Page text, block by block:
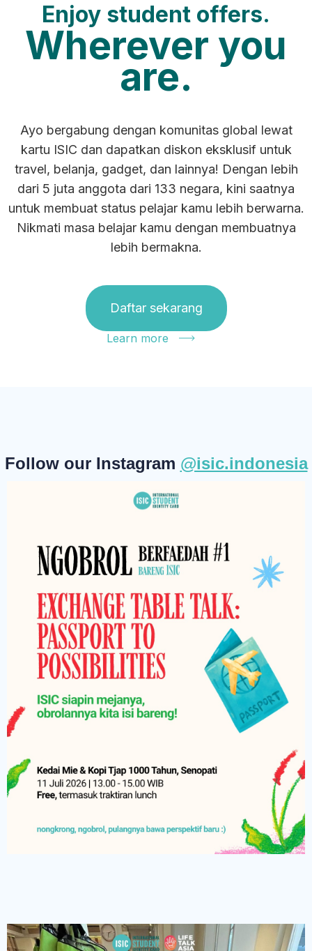
Enjoy student offers.
Wherever you
are.
Ayo bergabung dengan komunitas global lewat
kartu ISIC dan dapatkan diskon eksklusif untuk
travel, belanja, gadget, dan lainnya! Dengan lebih
dari 5 juta anggota dari 133 negara, kini saatnya
untuk membuat status pelajar kamu lebih berwarna.
Nikmati masa belajar kamu dengan membuatnya
lebih bermakna.
Daftar sekarang
Learn more
Follow our Instagram @isic.indonesia